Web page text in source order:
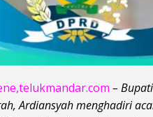
–
Ardiansyah menghadiri